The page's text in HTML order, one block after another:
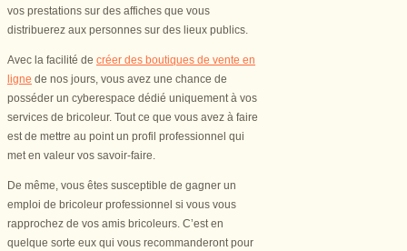
vos prestations sur des affiches que vous
distribuerez aux personnes sur des lieux publics.
Avec la facilité de créer des boutiques de vente en
ligne de nos jours, vous avez une chance de
posséder un cyberespace dédié uniquement à vos
services de bricoleur. Tout ce que vous avez à faire
est de mettre au point un profil professionnel qui
met en valeur vos savoir-faire.
De même, vous êtes susceptible de gagner un
emploi de bricoleur professionnel si vous vous
rapprochez de vos amis bricoleurs. C’est en
quelque sorte eux qui vous recommanderont pour